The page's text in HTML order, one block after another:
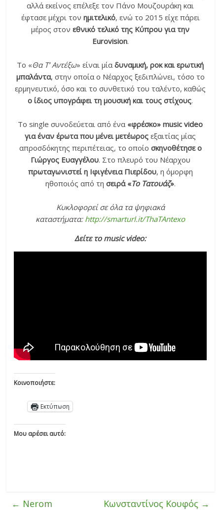
αλλά εκείνος επέλεξε τον Πάνο Μουζουράκη και
έφτασε μέχρι τον ημιτελικό, ενώ το 2015 είχε πάρει
μέρος στονεθνικό τελικό της Κύπρου για την
Eurovision.
To «Θα Τ’ Αντέξω» είναι μίαδυναμική, ροκ και ερωτική
μπαλάντα, στην οποία ο Νέαρχος ξεδιπλώνει, τόσο το
ερμηνευτικό, όσο και το συνθετικό του ταλέντο, καθώς
ο ίδιος υπογράφει τη μουσική και τους στίχους.
Το single συνοδεύεται από ένα «φρέσκο» music video
για έναν έρωτα που μένει μετέωροςεξαιτίας μίας
απροσδόκητης περιπέτειας, το οποίο σκηνοθέτησε ο
Γιώργος Ευαγγέλου. Στο πλευρό του Νέαρχου
πρωταγωνιστεί η Ιφιγένεια Πιερίδου, η όμορφη
ηθοποιός από τη σειρά «Το Τατουάζ».
Κυκλοφορεί σε όλα τα ψηφιακά
καταστήματα: http://smarturl.it/ThaTAntexo
Δείτε το music video:
Κοινοποιήστε:
Εκτύπωση
Μου αρέσει αυτό:
← Nerom Κωνσταντίνος Κουφός →